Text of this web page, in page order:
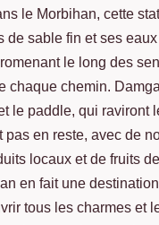
le Morbihan, cette
sable fin et ses
le long des
chaque chemin.
le paddle, qui raviront
en reste, avec de
locaux et de fruits
en fait une
tous les charmes et